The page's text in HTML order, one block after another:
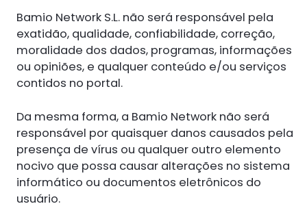
Bamio Network S.L. não será responsável pela
exatidão, qualidade, confiabilidade, correção,
moralidade dos dados, programas, informações
ou opiniões, e qualquer conteúdo e/ou serviços
contidos no portal.
Da mesma forma, a Bamio Network não será
responsável por quaisquer danos causados pela
presença de vírus ou qualquer outro elemento
nocivo que possa causar alterações no sistema
informático ou documentos eletrônicos do
usuário.